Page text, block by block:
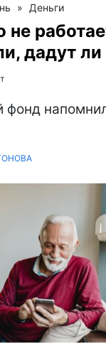
» Деньги
не
дадут
фонд